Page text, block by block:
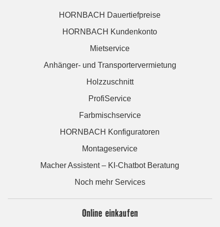
HORNBACH Dauertiefpreise
HORNBACH Kundenkonto
Mietservice
Anhänger- und Transportervermietung
Holzzuschnitt
ProfiService
Farbmischservice
HORNBACH Konfiguratoren
Montageservice
Macher Assistent – KI-Chatbot Beratung
Noch mehr Services
Online einkaufen